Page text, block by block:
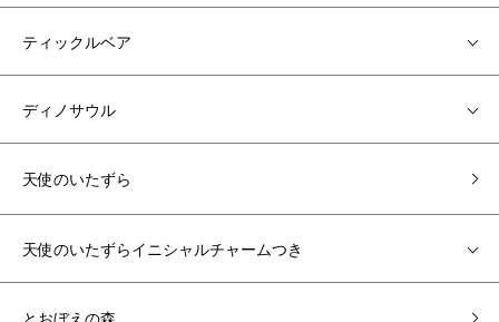
ティックルベア
ディノサウル
天使のいたずら
天使のいたずらイニシャルチャームつき
とおぼえの森